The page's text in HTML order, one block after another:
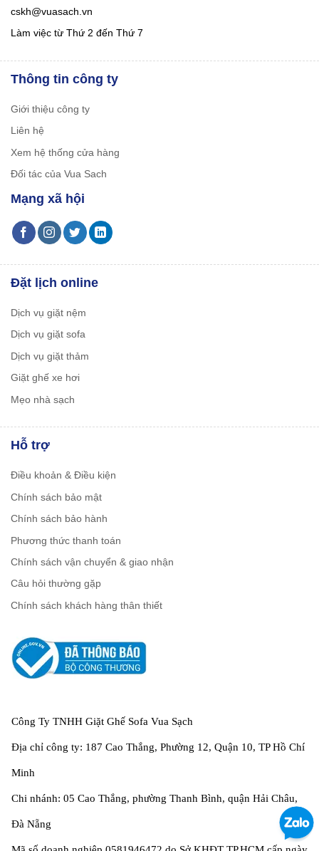
cskh@vuasach.vn
Làm việc từ Thứ 2 đến Thứ 7
Thông tin công ty
Giới thiệu công ty
Liên hệ
Xem hệ thống cửa hàng
Đối tác của Vua Sach
Mạng xã hội
Đặt lịch online
Dịch vụ giặt nệm
Dịch vụ giặt sofa
Dịch vụ giặt thảm
Giặt ghế xe hơi
Mẹo nhà sạch
Hỗ trợ
Điều khoản & Điều kiện
Chính sách bảo mật
Chính sách bảo hành
Phương thức thanh toán
Chính sách vận chuyển & giao nhận
Câu hỏi thường gặp
Chính sách khách hàng thân thiết
Công Ty TNHH Giặt Ghế Sofa Vua Sạch
Địa chỉ công ty: 187 Cao Thắng, Phường 12, Quận 10, TP Hồ Chí
Minh
Chi nhánh: 05 Cao Thắng, phường Thanh Bình, quận Hải Châu,
Đà Nẵng